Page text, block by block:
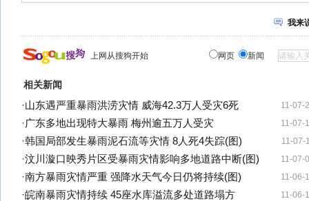
我来
上网从搜狗开始 网页 新闻
相关新闻
11-07-
·山东遇严重暴雨洪涝灾情 威海42.3万人受灾6死
11-07-
·广东多地出现特大暴雨 梅州逾五万人受灾
11-07-
·韩国局部发生暴雨泥石流等灾情 8人死4失踪(图)
11-07-
·汶川漩口映秀片区受暴雨灾情影响多地道路中断(图)
11-06-
·南方暴雨灾情严重 强降水天气今日仍将持续(图)
11-06-
·皖南暴雨灾情持续 45座水库溢流多处道路塌方